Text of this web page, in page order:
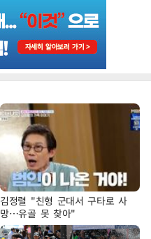
김정렬 "친형 군대서 구타로 사
망…유골 못 찾아"